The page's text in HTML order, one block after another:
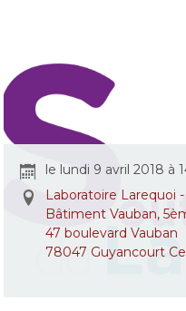
le lundi 9 avril 2018 à
Laboratoire Larequoi -
Bâtiment Vauban,
47 boulevard Vauban
78047 Guyancourt